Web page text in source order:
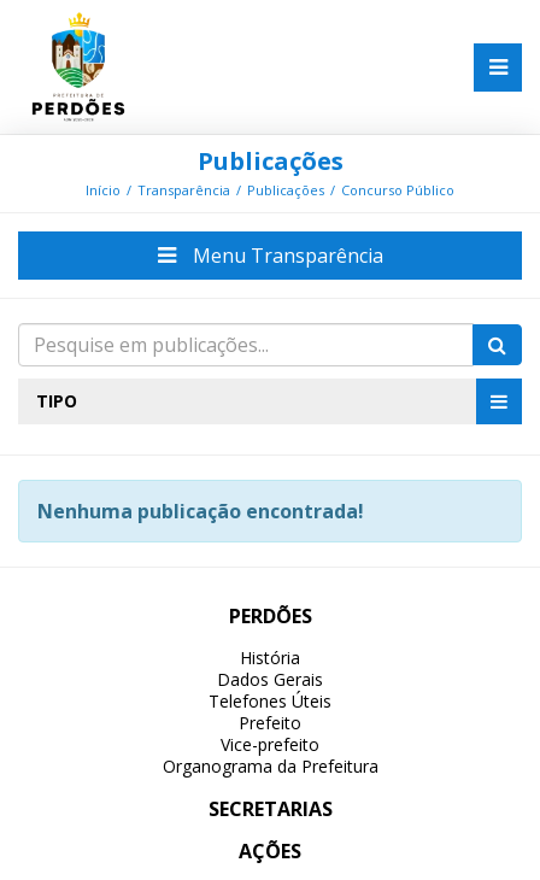
Publicações
Início Transparência Publicações Concurso Público
Menu Transparência
TIPO
Nenhuma publicação encontrada!
PERDÕES
História
Dados Gerais
Telefones Úteis
Prefeito
Vice-prefeito
Organograma da Prefeitura
SECRETARIAS
AÇÕES